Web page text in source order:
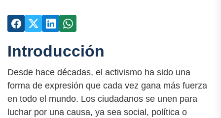
Introducción
Desde hace décadas, el activismo ha sido una
forma de expresión que cada vez gana más fuerza
en todo el mundo. Los ciudadanos se unen para
luchar por una causa, ya sea social, política o